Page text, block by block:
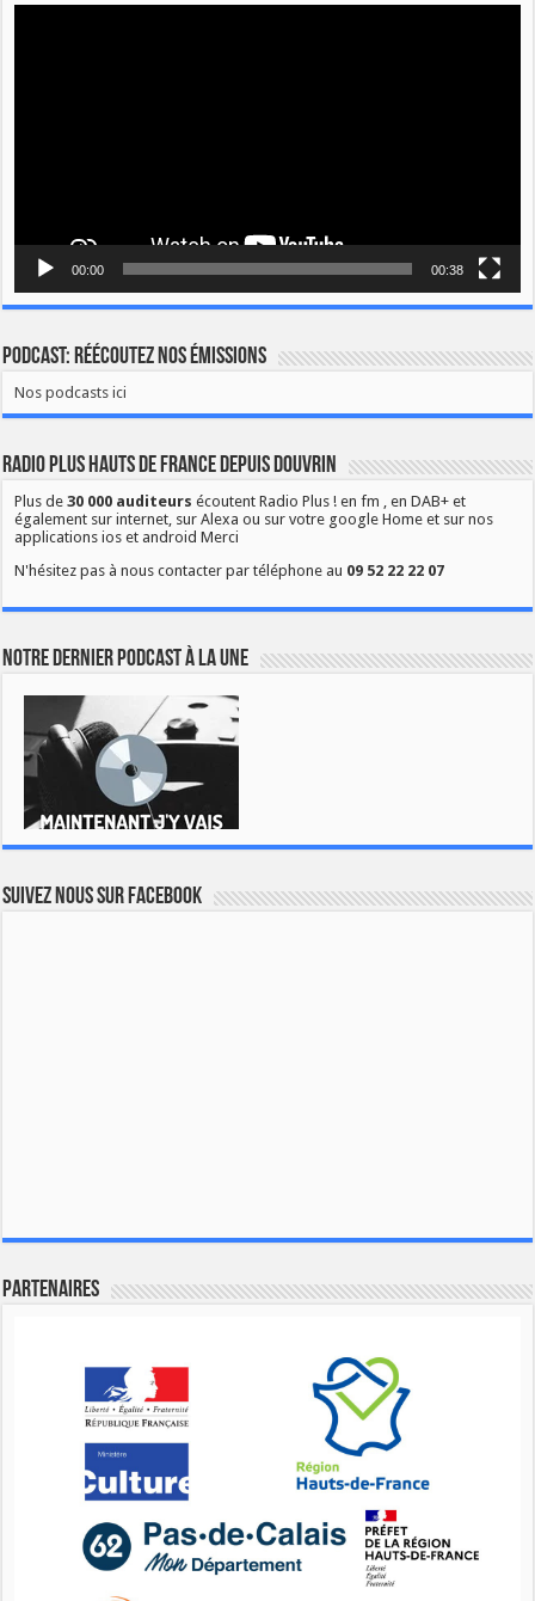
00:00 00:38
Podcast: Réécoutez nos émissions
Nos podcasts ici
Radio Plus Hauts de France depuis Douvrin
Plus de30 000 auditeurs écoutent Radio Plus ! en fm , en DAB+ et
également sur internet, sur Alexa ou sur votre google Home et sur nos
applications ios et android Merci
N'hésitez pas à nous contacter par téléphone au 09 52 22 22 07
Notre dernier podcast à la une
Suivez nous sur Facebook
Partenaires